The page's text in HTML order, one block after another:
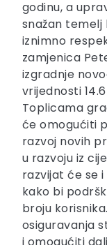
godinu, a
snažan temelj
iznimno
zamjenica
izgradnje
vrijednosti
Toplicama
će omogućiti
razvoj novih
u razvoju iz
razvijat će se
kako bi
broju
osiguravanja